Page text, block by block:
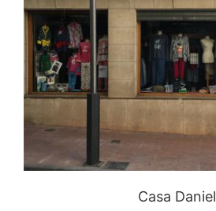
Casa Daniel